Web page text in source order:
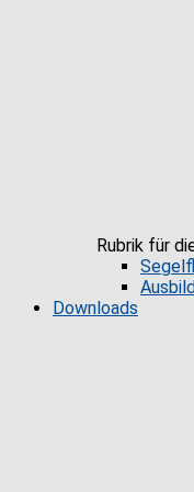
Rubrik für
Downloads